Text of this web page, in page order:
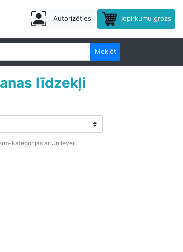
Autorizēties Iepirkumu grozs
Meklēt
līdzekļi
kategorijas ar Unilever